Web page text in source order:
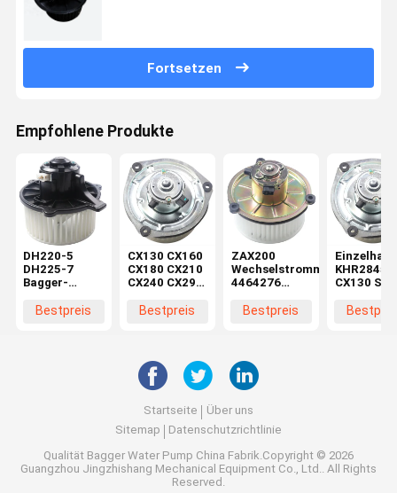
Fortsetzen
Empfohlene Produkte
DH220-5
DH225-7
Bagger-
K1040112
Bestpreis
CX130 CX160
CX180 CX210
CX240 CX290
Maschinenreparaturwerkstätten
Bestpreis
ZAX200
Wechselstrommotor
4464276
Baggerteile in
Bestpreis
KHR2845
CX130
Startseite
Über uns
Sitemap
Datenschutzrichtlinie
Qualität Bagger Water Pump China Fabrik.Copyright © 2026
Guangzhou Jingzhishang Mechanical Equipment Co., Ltd.. All Rights
Reserved.